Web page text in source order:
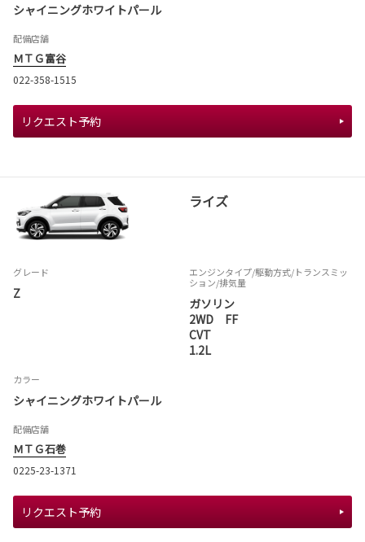
シャイニングホワイトパール
配備店舗
ＭＴＧ富谷
022-358-1515
リクエスト予約
ライズ
グレード
Z
エンジンタイプ/駆動方式/トランスミッ
ション/排気量
ガソリン
2WD FF
CVT
1.2L
カラー
シャイニングホワイトパール
配備店舗
ＭＴＧ石巻
0225-23-1371
リクエスト予約